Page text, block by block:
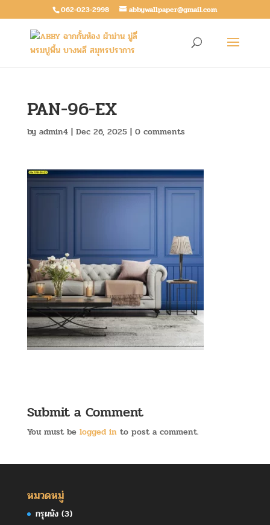
062-023-2998 abbywallpaper@gmail.com
PAN-96-EX
by admin4| Dec 26, 2025| 0 comments
Submit a Comment
You must be logged into post a comment.
หมวดหมู่
กรุผนัง(3)